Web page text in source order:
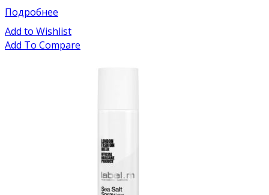
Подробнее
Add to Wishlist
Add To Compare